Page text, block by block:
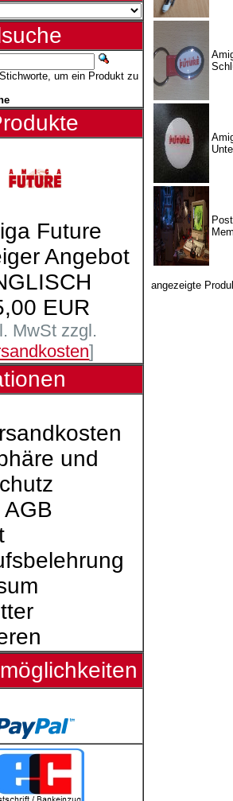
um ein Produkt zu
Future
Angebot
EUR
MwSt zzgl.
]
und
AGB
angezeigte